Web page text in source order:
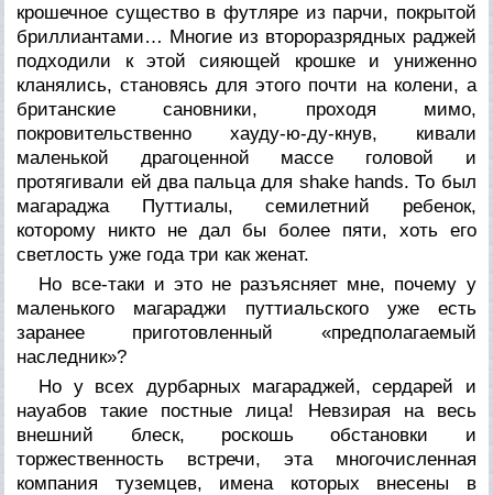
крошечное существо в футляре из парчи, покрытой
бриллиантами… Многие из второразрядных раджей
подходили к этой сияющей крошке и униженно
кланялись, становясь для этого почти на колени, а
британские сановники, проходя мимо,
покровительственно хауду-ю-ду-кнув, кивали
маленькой драгоценной массе головой и
протягивали ей два пальца для shake hands. То был
магараджа Путтиалы, семилетний ребенок,
которому никто не дал бы более пяти, хоть его
светлость уже года три как женат.
Но все-таки и это не разъясняет мне, почему у
маленького магараджи путтиальского уже есть
заранее приготовленный «предполагаемый
наследник»?
Но у всех дурбарных магараджей, сердарей и
науабов такие постные лица! Невзирая на весь
внешний блеск, роскошь обстановки и
торжественность встречи, эта многочисленная
компания туземцев, имена которых внесены в